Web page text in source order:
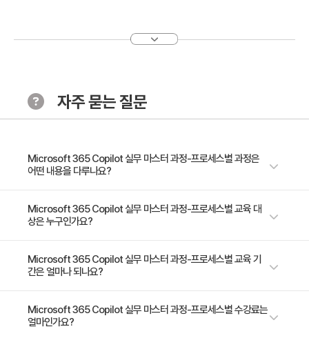
데이터 정리, 변환, 시각화로 인사이트 도출
회의 관리 및 생산성
회의 요약, 액션 아이템 추적, 의사결정 지원
프로젝트 관리 및 작업 자동화
타임라인 생성, 진행 상황 추적, 작업 관리
응답 작성, 고객 상호작용 요약, 지원 프로세스 자동화
재무 보고 자동화, 예산 분석, 트렌드 예측
자주 묻는 질문
Microsoft 365 Copilot 실무 마스터 과정-프로세스별 과정은
어떤 내용을 다루나요?
본 교육 과정은 Microsoft Copilot을 활용해 주요 비즈니스 프로세스 전반
의 생산성을 높이고, 업무 흐름(workflows)을 간소화하여 다양한 분야에서
Copilot의 AI 기반 기능을 통해 반복 작업을 자동화하고, 데이터 분석과 문
서 작성, 협업을 최적화하며, 의사결정의 속도와 정확성을 향상시키는 실질
Microsoft 365 Copilot 실무 마스터 과정-프로세스별 교육 대
상은 누구인가요?
Copilot을 활용해 업무 자동화, 데이터 분석, 보고서 작성, 협업 효율화를 원
하는 실무자
Microsoft 365 Copilot 실무 마스터 과정-프로세스별 교육 기
간은 얼마나 되나요?
2일 과정입니다. 상세 일정은 교육 페이지에서 확인하실 수 있습니다.
Microsoft 365 Copilot 실무 마스터 과정-프로세스별 수강료는
얼마인가요?